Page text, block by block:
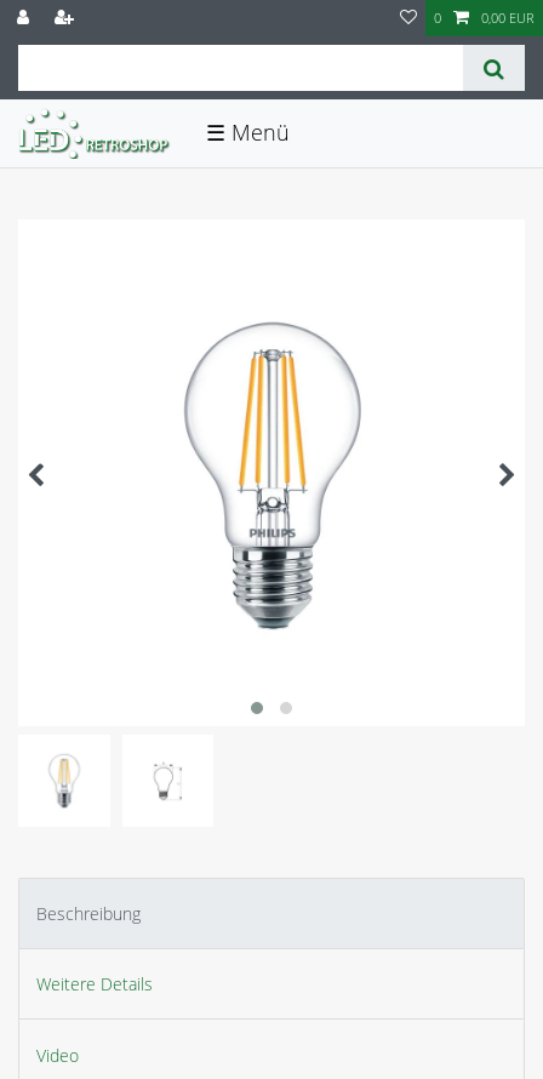
0 0,00 EUR
☰
Beschreibung
Weitere Details
Video